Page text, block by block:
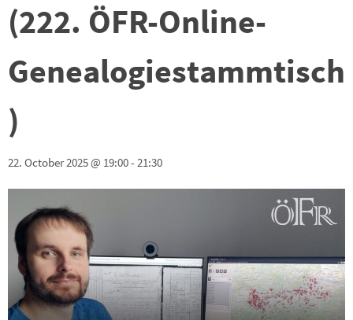
(222. ÖFR-Online-
Genealogiestammtisch
)
22. October 2025 @ 19:00- 21:30